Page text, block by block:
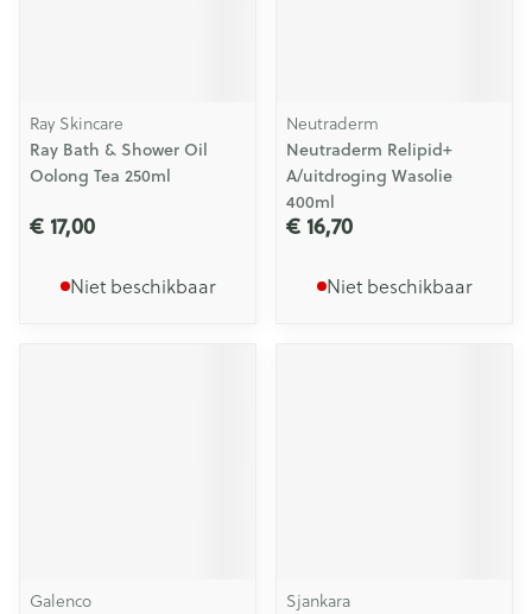
Ray Skincare
Ray Bath & Shower Oil
Oolong Tea 250ml
€ 17,00
Niet beschikbaar
Neutraderm
Neutraderm Relipid+
A/uitdroging Wasolie
400ml
€ 16,70
Niet beschikbaar
Galenco
Sjankara